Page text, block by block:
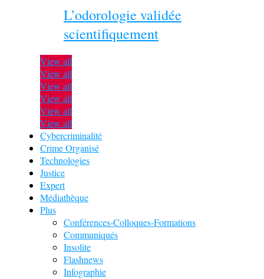
L’odorologie validée
scientifiquement
View all
View all
View all
View all
View all
View all
Cybercriminalité
Crime Organisé
Technologies
Justice
Expert
Médiathèque
Plus
Conférences-Colloques-Formations
Communiqués
Insolite
Flashnews
Infographie